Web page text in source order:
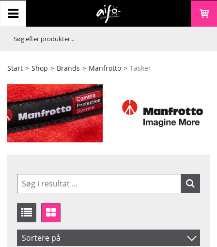
Start > Shop > Brands > Manfrotto > Tasker
Sortere på